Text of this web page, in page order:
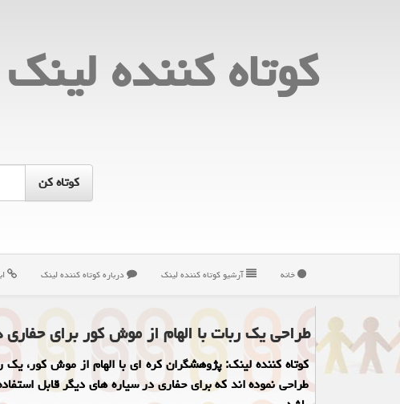
كوتاه كننده لینك
خانه آرشیو كوتاه كننده لینك درباره كوتاه كننده لینك
طراحی یك ربات با الهام از موش كور برای
كوتاه كننده لینك: پژوهشگران كره ای با الهام از موش كور، یك
طراحی نموده اند كه برای حفاری در سیاره های دیگر قابل